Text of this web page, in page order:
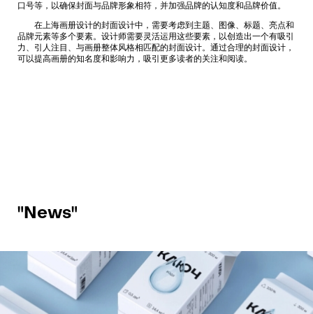
口号等，以确保封面与品牌形象相符，并加强品牌的认知度和品牌价值。
在上海画册设计的封面设计中，需要考虑到主题、图像、标题、亮点和
品牌元素等多个要素。设计师需要灵活运用这些要素，以创造出一个有吸引
力、引人注目、与画册整体风格相匹配的封面设计。通过合理的封面设计，
可以提高画册的知名度和影响力，吸引更多读者的关注和阅读。
"News"